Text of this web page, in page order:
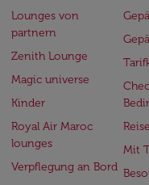
Lounges von
partnern
Zenith Lounge
Magic universe
Kinder
Royal Air Maroc
lounges
Verpflegung an Bord
Mit